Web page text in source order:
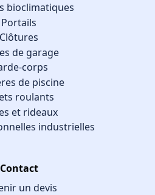
bioclimatiques
Portails
Clôtures
de garage
corps
de piscine
roulants
et rideaux
industrielles
Contact
un devis